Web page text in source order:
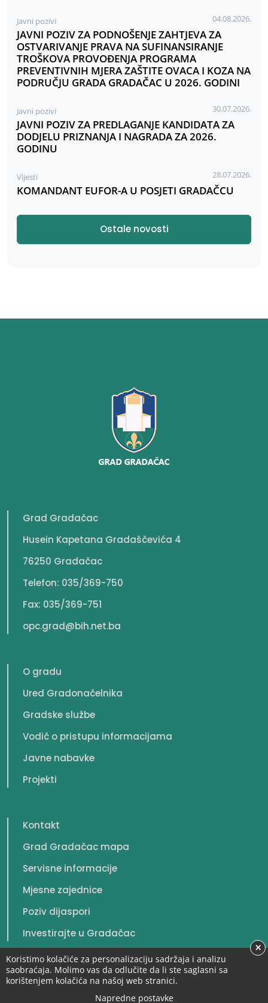
Javni pozivi 04.08.2026.
JAVNI POZIV ZA PODNOŠENJE ZAHTJEVA ZA
OSTVARIVANJE PRAVA NA SUFINANSIRANJE
TROŠKOVA PROVOĐENJA PROGRAMA
PREVENTIVNIH MJERA ZAŠTITE OVACA I KOZA NA
PODRUČJU GRADA GRADAČAC U 2026. GODINI
Javni pozivi 30.07.2026.
JAVNI POZIV ZA PREDLAGANJE KANDIDATA ZA
DODJELU PRIZNANJA I NAGRADA ZA 2026.
GODINU
Vijesti 28.07.2026.
KOMANDANT EUFOR-A U POSJETI GRADAČCU
Ostale novosti
Grad Gradačac
Husein Kapetana Gradaščevića 4
76250 Gradačac
Telefon: 035/369-750
Fax: 035/369-751
opc.grad@bih.net.ba
O gradu
Ured Gradonačelnika
Gradske službe
Vodič o pristupu informacijama
Javne nabavke
Projekti
Kontakt
Grad Gradačac mapa
Servisne informacije
Mjesne zajednice
Poziv dijaspori
Investirajte u Gradačac
© 2026. Grad Gradačac. Sva prava zadržana.
Koristimo kolačiće za personalizaciju sadržaja i analizu
saobraćaja. Molimo vas da odlučite da li ste saglasni sa
korištenjem kolačića na našoj web stranici.
Napredne postavke
×